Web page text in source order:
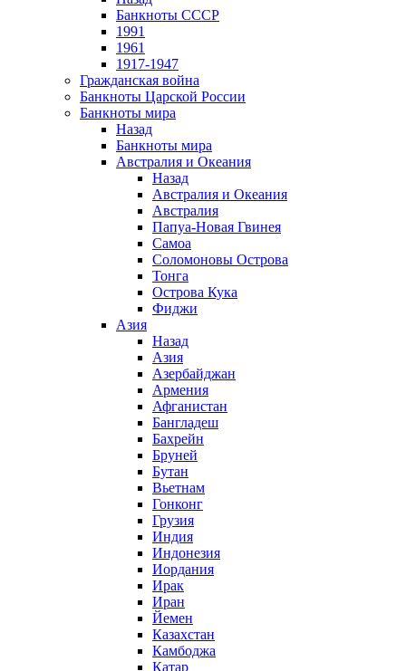
Банкноты СССР
1991
1961
1917-1947
Гражданская война
Банкноты Царской России
Банкноты мира
Назад
Банкноты мира
Австралия и Океания
Назад
Австралия и Океания
Австралия
Папуа-Новая Гвинея
Самоа
Соломоновы Острова
Тонга
Острова Кука
Фиджи
Азия
Назад
Азия
Азербайджан
Армения
Афганистан
Бангладеш
Бахрейн
Бруней
Бутан
Вьетнам
Гонконг
Грузия
Индия
Индонезия
Иордания
Ирак
Иран
Йемен
Казахстан
Камбоджа
Катар